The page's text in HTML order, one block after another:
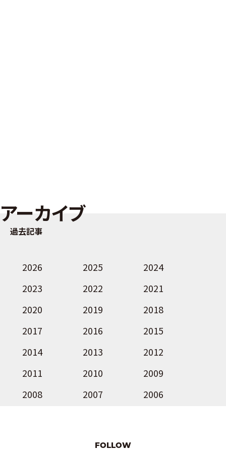
アーカイブ
過去記事
2026 2025
2024
2023
2022
2021
2020
2019
2018
2017
2016
2015
2014
2013
2012
2011
2010
2009
2008
2007 2006
FOLLOW